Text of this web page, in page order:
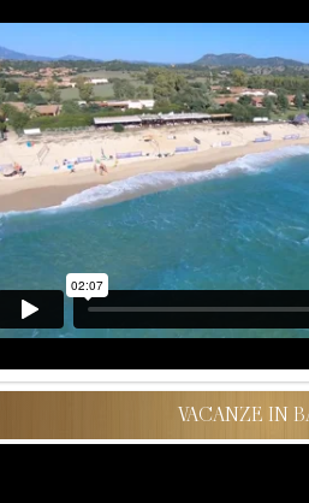
VACANZE IN